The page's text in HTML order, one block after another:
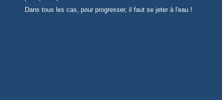
Dans tous les cas, pour progresser, il faut se jeter à l'eau !